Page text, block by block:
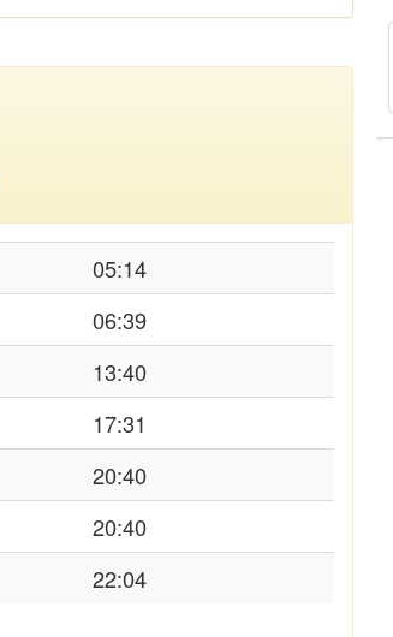
05:14
06:39
13:40
17:31
20:40
20:40
22:04